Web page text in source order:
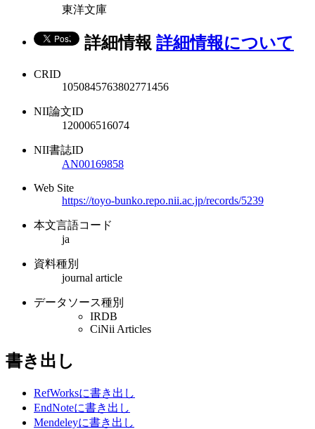
東洋文庫
詳細情報 詳細情報について
CRID
1050845763802771456
NII論文ID
120006516074
NII書誌ID
AN00169858
Web Site
https://toyo-bunko.repo.nii.ac.jp/records/5239
本文言語コード
ja
資料種別
journal article
データソース種別
IRDB
CiNii Articles
書き出し
RefWorksに書き出し
EndNoteに書き出し
Mendeleyに書き出し